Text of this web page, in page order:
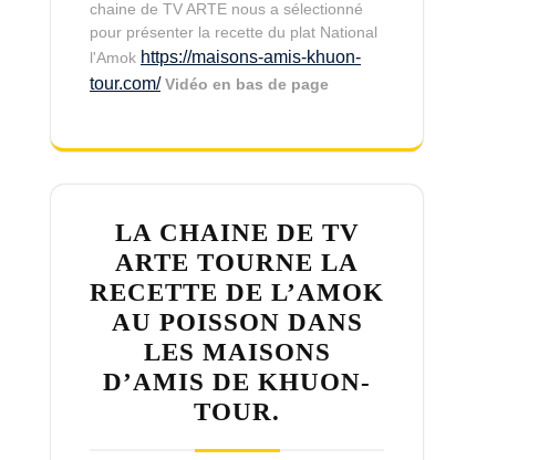
chaine de TV ARTE nous a sélectionné
pour présenter la recette du plat National
l'Amok https://maisons-amis-khuon-
tour.com/ Vidéo en bas de page
LA CHAINE DE TV
ARTE TOURNE LA
RECETTE DE L’AMOK
AU POISSON DANS
LES MAISONS
D’AMIS DE KHUON-
TOUR.